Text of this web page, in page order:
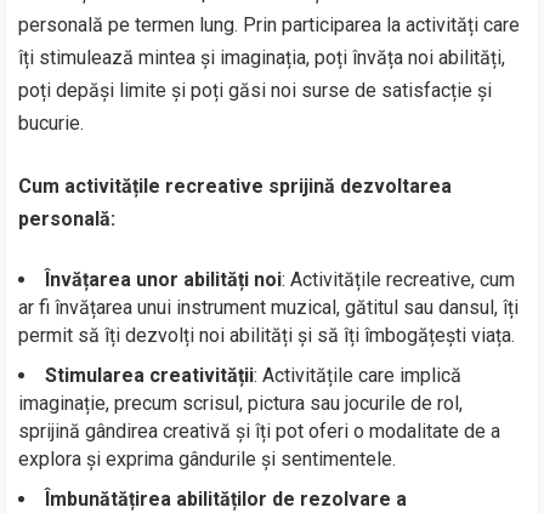
personală pe termen lung. Prin participarea la activități care
îți stimulează mintea și imaginația, poți învăța noi abilități,
poți depăși limite și poți găsi noi surse de satisfacție și
bucurie.
Cum activitățile recreative sprijină dezvoltarea
personală:
Învățarea unor abilități noi: Activitățile recreative, cum
ar fi învățarea unui instrument muzical, gătitul sau dansul, îți
permit să îți dezvolți noi abilități și să îți îmbogățești viața.
Stimularea creativității: Activitățile care implică
imaginație, precum scrisul, pictura sau jocurile de rol,
sprijină gândirea creativă și îți pot oferi o modalitate de a
explora și exprima gândurile și sentimentele.
Îmbunătățirea abilităților de rezolvare a